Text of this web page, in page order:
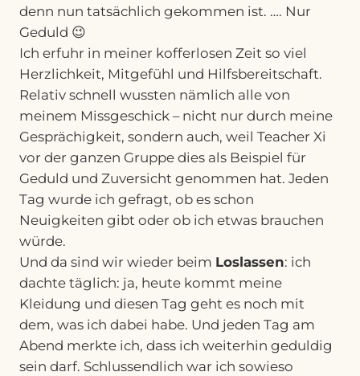
denn nun tatsächlich gekommen ist. …. Nur
Geduld 😉
Ich erfuhr in meiner kofferlosen Zeit so viel
Herzlichkeit, Mitgefühl und Hilfsbereitschaft.
Relativ schnell wussten nämlich alle von
meinem Missgeschick – nicht nur durch meine
Gesprächigkeit, sondern auch, weil Teacher Xi
vor der ganzen Gruppe dies als Beispiel für
Geduld und Zuversicht genommen hat. Jeden
Tag wurde ich gefragt, ob es schon
Neuigkeiten gibt oder ob ich etwas brauchen
würde.
Und da sind wir wieder beim Loslassen: ich
dachte täglich: ja, heute kommt meine
Kleidung und diesen Tag geht es noch mit
dem, was ich dabei habe. Und jeden Tag am
Abend merkte ich, dass ich weiterhin geduldig
sein darf. Schlussendlich war ich sowieso